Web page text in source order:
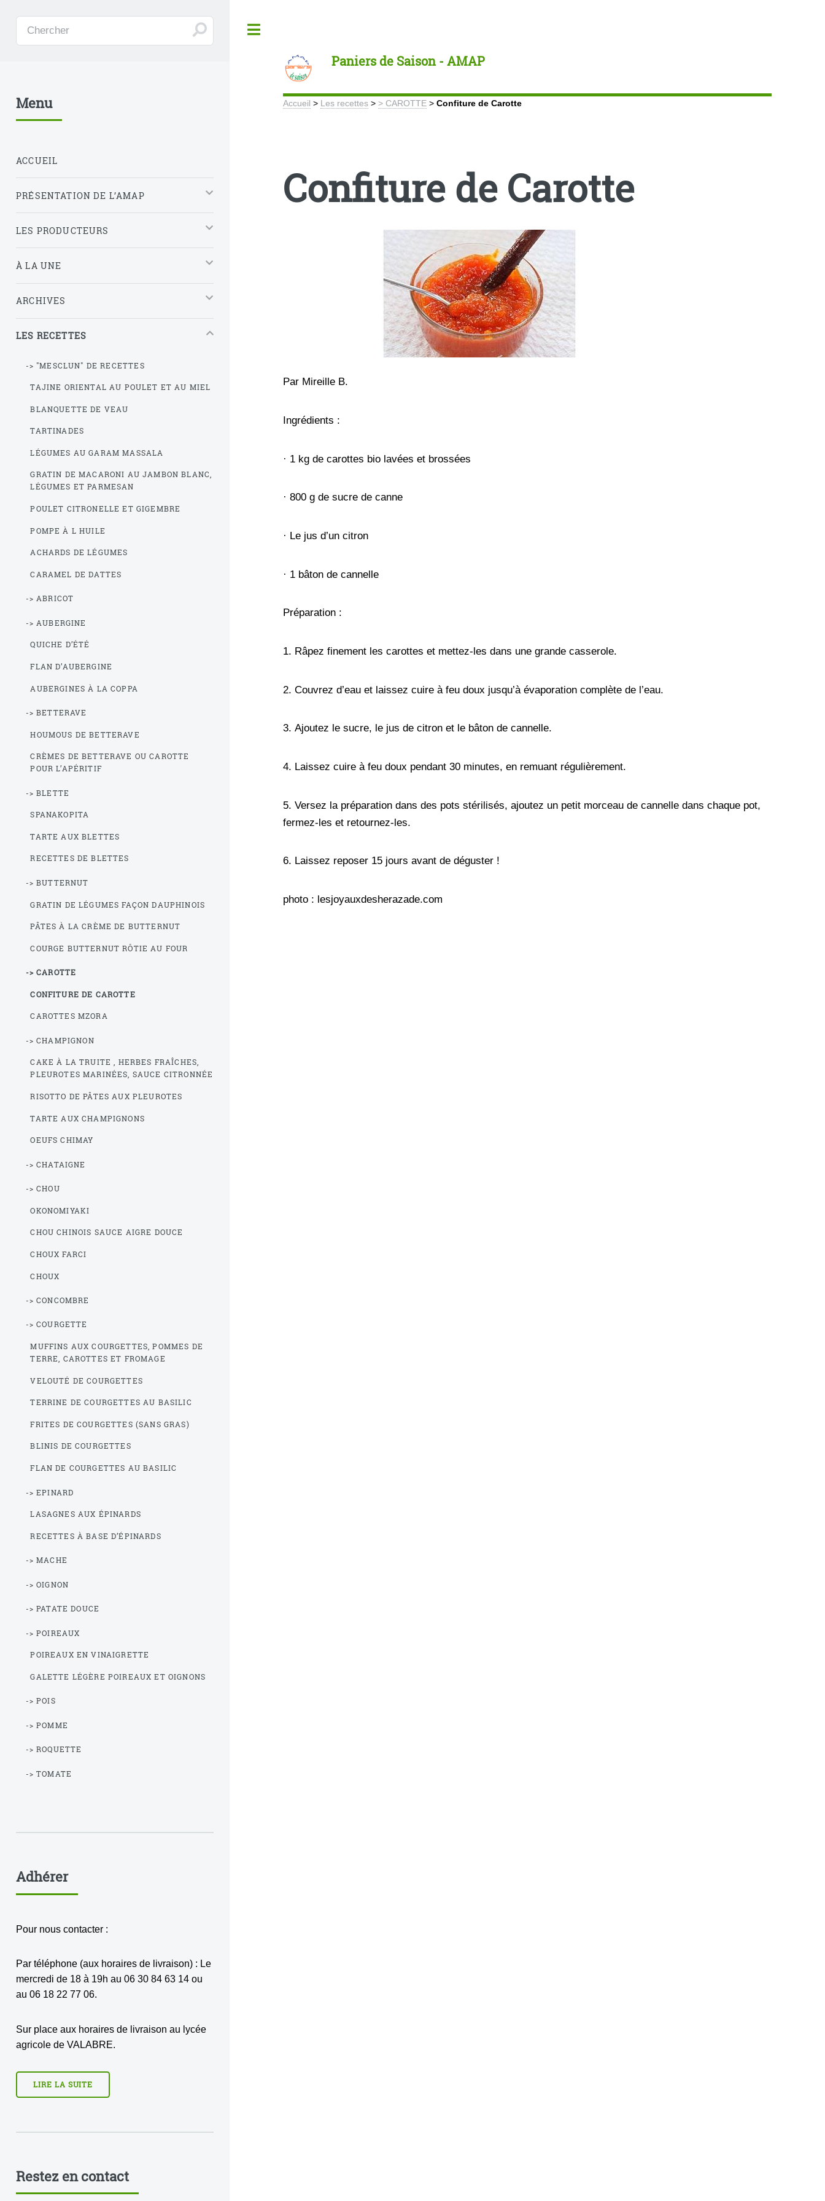
Paniers de Saison - AMAP
Accueil > Les recettes >> CAROTTE >Confiture de Carotte
Confiture de Carotte
Par Mireille B.
Ingrédients :
· 1 kg de carottes bio lavées et brossées
· 800 g de sucre de canne
· Le jus d’un citron
· 1 bâton de cannelle
Préparation :
1. Râpez finement les carottes et mettez-les dans une grande casserole.
2. Couvrez d’eau et laissez cuire à feu doux jusqu’à évaporation complète de l’eau.
3. Ajoutez le sucre, le jus de citron et le bâton de cannelle.
4. Laissez cuire à feu doux pendant 30 minutes, en remuant régulièrement.
5. Versez la préparation dans des pots stérilisés, ajoutez un petit morceau de cannelle dans chaque pot,
fermez-les et retournez-les.
6. Laissez reposer 15 jours avant de déguster !
photo : lesjoyauxdesherazade.com
Menu
ACCUEIL
PRÉSENTATION DE L’AMAP
LES PRODUCTEURS
À LA UNE
ARCHIVES
LES RECETTES
-> "MESCLUN" DE RECETTES
TAJINE ORIENTAL AU POULET ET AU MIEL
BLANQUETTE DE VEAU
TARTINADES
LÉGUMES AU GARAM MASSALA
GRATIN DE MACARONI AU JAMBON BLANC,
LÉGUMES ET PARMESAN
POULET CITRONELLE ET GIGEMBRE
POMPE À L HUILE
ACHARDS DE LÉGUMES
CARAMEL DE DATTES
-> ABRICOT
-> AUBERGINE
QUICHE D’ÉTÉ
FLAN D’AUBERGINE
AUBERGINES À LA COPPA
-> BETTERAVE
HOUMOUS DE BETTERAVE
CRÈMES DE BETTERAVE OU CAROTTE
POUR L’APÉRITIF
-> BLETTE
SPANAKOPITA
TARTE AUX BLETTES
RECETTES DE BLETTES
-> BUTTERNUT
GRATIN DE LÉGUMES FAÇON DAUPHINOIS
PÂTES À LA CRÈME DE BUTTERNUT
COURGE BUTTERNUT RÔTIE AU FOUR
-> CAROTTE
CONFITURE DE CAROTTE
CAROTTES MZORA
-> CHAMPIGNON
CAKE À LA TRUITE , HERBES FRAÎCHES,
PLEUROTES MARINÉES, SAUCE CITRONNÉE
RISOTTO DE PÂTES AUX PLEUROTES
TARTE AUX CHAMPIGNONS
OEUFS CHIMAY
-> CHATAIGNE
-> CHOU
OKONOMIYAKI
CHOU CHINOIS SAUCE AIGRE DOUCE
CHOUX FARCI
CHOUX
-> CONCOMBRE
-> COURGETTE
MUFFINS AUX COURGETTES, POMMES DE
TERRE, CAROTTES ET FROMAGE
VELOUTÉ DE COURGETTES
TERRINE DE COURGETTES AU BASILIC
FRITES DE COURGETTES (SANS GRAS)
BLINIS DE COURGETTES
FLAN DE COURGETTES AU BASILIC
-> EPINARD
LASAGNES AUX ÉPINARDS
RECETTES À BASE D’ÉPINARDS
-> MACHE
-> OIGNON
-> PATATE DOUCE
-> POIREAUX
POIREAUX EN VINAIGRETTE
GALETTE LÉGÈRE POIREAUX ET OIGNONS
-> POIS
-> POMME
-> ROQUETTE
-> TOMATE
Adhérer
Pour nous contacter :
Par téléphone (aux horaires de livraison) : Le
mercredi de 18 à 19h au 06 30 84 63 14 ou
au 06 18 22 77 06.
Sur place aux horaires de livraison au lycée
agricole de VALABRE.
LIRE LA SUITE
Restez en contact